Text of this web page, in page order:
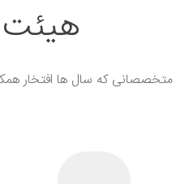
متخصصانی که سال ها افتخار